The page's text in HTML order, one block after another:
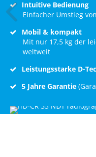
Intuitive Bedienung
Einfacher Umstieg
Mobil & kompakt
Mit nur 17,5 kg der
weltweit
Leistungsstarke D-
5 Jahre Garantie